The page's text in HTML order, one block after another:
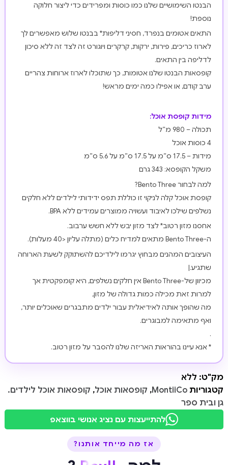
הבנטו השימושיים שלנו כמו כוסות ומפרידים כדי ליצור חלוקה
נוספת!
התאים אטומים בנפרד, חסיני דליפות* בבנטו שלוש מאפשרים לך
לארוז כריכים, פירות, ירקות, קרקרים ויוגורט זה לצד זה ללא סיכון
לדליפה בין התאים.
קופסאות הבנטו שלנו אטומות, כך שתוכלו לארוז ארוחות צהריים
ערב קודם, או אפילו כמה ימים מראש!
מידות קופסת אוכל:
תכולה – 980 מ”ל
4 כוסות אוכל
מידות – 17.5 ס”מ על 17.5 ס”מ על 5.6 ס”מ
משקל הקופסא: 343 גרם
למה לבחור Bento Three?
קופסת אוכל קלה לניקוי זו כוללת תפס ידידותי לילדיםללא חלקים
נשלפים שילכו לאיבוד ועשויה ממוצרים עמידים ללא BPA.
אחסנו מזון רטוב* לצד מזון יבש ללא חשש ערבוב.
ה-Bento Three מתאים למדיח כלים (מתלה עליון <40 מעלות).
העיצובים המהנים מבחוץ יגרמו לילדיכם להשתוקק לשעת הארוחה
שתגיע.|
מכיוון של-Bento Three אין חלקים נשלפים, היא קומפקטית אך
למרות זאת מכילה כמות גדולה של מזון,
מה שהופך אותה לאידיאלית עבור ילדים מתבגרים שאוכלים יותר,
ואף מתאימה למבוגרים.
.
* אנא עיינו בהוראות האריזה שלנו להסבר על מזון רטוב.
מק"ט: ללא
קטגוריות MontiiCo
, קופסאות אוכל, קופסאות אוכל לילדים.
גן ובית ספר
להתייעצות עם נציג אנושי בווצאפ
אז מה מייחד אותנו?